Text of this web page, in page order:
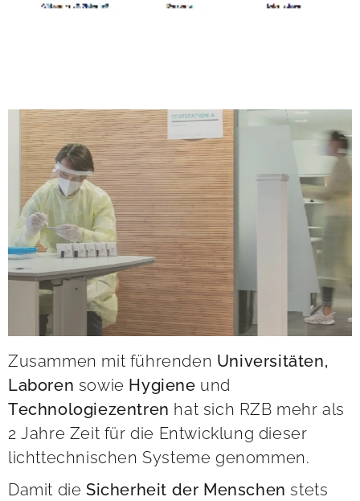
Zusammen mit führenden Universitäten,
Laboren sowie Hygiene und
Technologiezentren hat sich RZB mehr als
2 Jahre Zeit für die Entwicklung dieser
lichttechnischen Systeme genommen.
Damit die Sicherheit der Menschen stets